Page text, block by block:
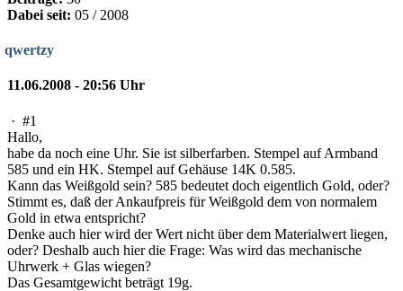
Dabei seit: 05 / 2008
qwertzy
11.06.2008 - 20:56 Uhr
· #1
Hallo,
habe da noch eine Uhr. Sie ist silberfarben. Stempel auf Armband
585 und ein HK. Stempel auf Gehäuse 14K 0.585.
Kann das Weißgold sein? 585 bedeutet doch eigentlich Gold, oder?
Stimmt es, daß der Ankaufpreis für Weißgold dem von normalem
Gold in etwa entspricht?
Denke auch hier wird der Wert nicht über dem Materialwert liegen,
oder? Deshalb auch hier die Frage: Was wird das mechanische
Uhrwerk + Glas wiegen?
Das Gesamtgewicht beträgt 19g.